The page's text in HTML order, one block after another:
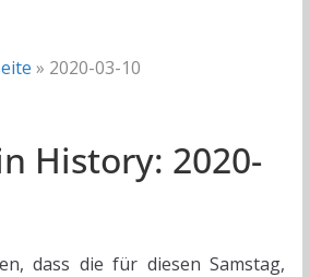
» 2020-03-10
History: 2020-
dass die für diesen Samstag,